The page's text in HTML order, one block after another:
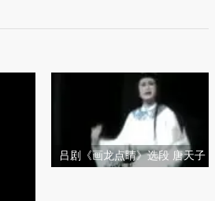
吕剧《画龙点睛》选段 唐天子